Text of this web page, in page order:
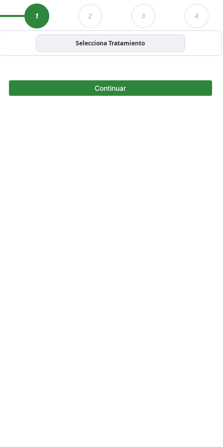
1 2 3 4
Selecciona Tratamiento
Continuar